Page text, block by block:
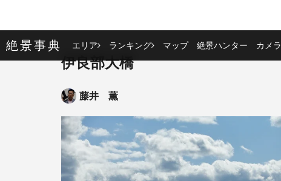
絶景事典 エリア ランキング マップ 絶景ハンター カメラ
伊良部大橋
藤井 薫